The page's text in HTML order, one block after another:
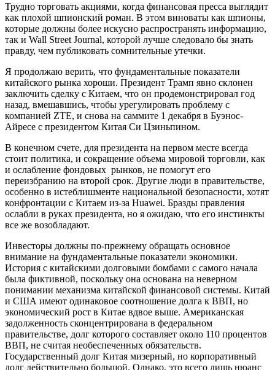
Трудно торговать акциями, когда финансовая пресса выглядит
как плохой шпионский роман. В этом виноваты как шпионы,
которые должны более искусно распространять информацию,
так и Wall Street Journal, которой лучше следовало бы знать
правду, чем публиковать сомнительные утечки.
Я продолжаю верить, что фундаментальные показатели
китайского рынка хороши. Президент Трамп явно склонен
заключить сделку с Китаем, что он продемонстрировал год
назад, вмешавшись, чтобы урегулировать проблему с
компанией ZTE, и снова на саммите 1 декабря в Буэнос-
Айресе с президентом Китая Си Цзиньпином.
В конечном счете, для президента на первом месте всегда
стоит политика, и сокращение объема мировой торговли, как
и ослабление фондовых рынков, не помогут его
переизбранию на второй срок. Другие люди в правительстве,
особенно в истеблишменте национальной безопасности, хотят
конфронтации с Китаем из-за Huawei. Бразды правления
ослабли в руках президента, но я ожидаю, что его инстинкты
все же возобладают.
Инвесторы должны по-прежнему обращать основное
внимание на фундаментальные показатели экономики.
История с китайскими долговыми бомбами с самого начала
была фиктивной, поскольку она основана на неверном
понимании механизма китайской финансовой системы. Китай
и США имеют одинаковое соотношение долга к ВВП, но
экономический рост в Китае вдвое выше. Американская
задолженность сконцентрирована в федеральном
правительстве, долг которого составляет около 110 процентов
ВВП, не считая необеспеченных обязательств.
Государственный долг Китая мизерный, но корпоративный
долг действительно большой. Однако, это всего лишь нюанс